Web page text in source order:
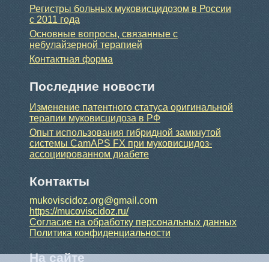
Регистры больных муковисцидозом в России
с 2011 года
Основные вопросы, связанные с
небулайзерной терапией
Контактная форма
Последние новости
Изменение патентного статуса оригинальной
терапии муковисцидоза в РФ
Опыт использования гибридной замкнутой
системы CamAPS FX при муковисцидоз-
ассоциированном диабете
Контакты
mukoviscidoz.org@gmail.com
https://mucoviscidoz.ru/
Согласие на обработку персональных данных
Политика конфиденциальности
На сайте